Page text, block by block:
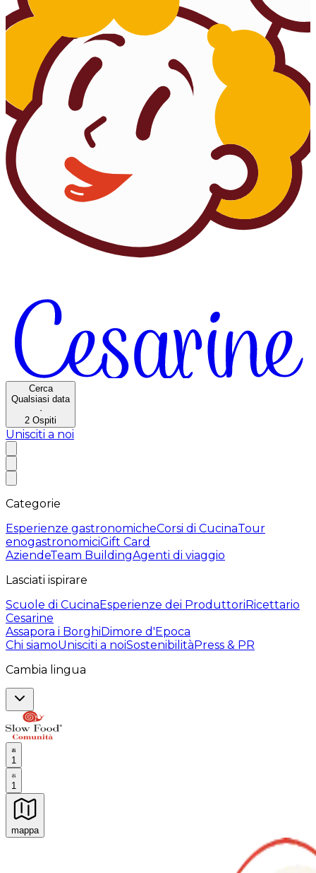
Cerca
Qualsiasi data
·
2 Ospiti
Unisciti a noi
Categorie
Esperienze gastronomicheCorsi di CucinaTour
enogastronomiciGift Card
AziendeTeam BuildingAgenti di viaggio
Lasciati ispirare
Scuole di CucinaEsperienze dei ProduttoriRicettario
Cesarine
Assapora i BorghiDimore d'Epoca
Chi siamoUnisciti a noiSostenibilitàPress & PR
Cambia lingua
1
1
mappa
Esperienze culinarie indimenticabili: Esperienze